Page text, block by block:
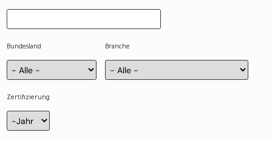
Bundesland Branche
Zertifizierung
Zertifizierung
Jahr